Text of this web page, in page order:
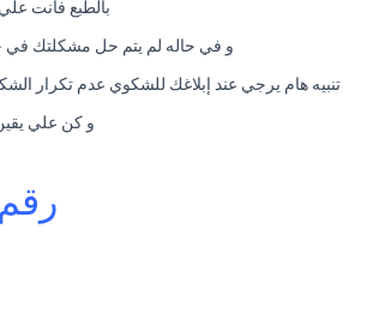
بالطبع فأنت
و في حاله لم يتم حل مشكلتك في خلال 48 ساعة يتم نقل الشكوي فوراً للمدير العام. و يتم التعامل مع شكواك علي
تنبيه هام يرجي عند إبلاغك للشكوي عدم تكرار الشكوي في خلال مده الحل و هي 48 ساعة حتي لا يحدث
و كن علي